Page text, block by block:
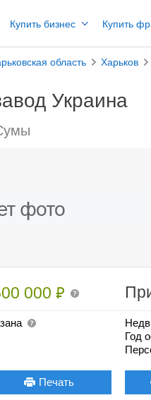
Купить бизнес Купить
область Харьков
Украина
000₽
Год
Печать